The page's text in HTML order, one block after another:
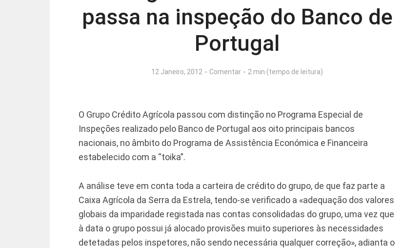
passa na inspeção do Banco de
Portugal
12 Janeiro, 2012 Comentar 2 min (tempo de leitura)
O Grupo Crédito Agrícola passou com distinção no Programa Especial de
Inspeções realizado pelo Banco de Portugal aos oito principais bancos
nacionais, no âmbito do Programa de Assistência Económica e Financeira
estabelecido com a “toika”.
A análise teve em conta toda a carteira de crédito do grupo, de que faz parte a
Caixa Agrícola da Serra da Estrela, tendo-se verificado a «adequação dos valores
globais da imparidade registada nas contas consolidadas do grupo, uma vez que
à data o grupo possui já alocado provisões muito superiores às necessidades
detetadas pelos inspetores, não sendo necessária qualquer correção», adianta o